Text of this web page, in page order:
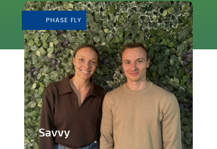
de musique
En savoir plus
PHASE FLY
Savvy